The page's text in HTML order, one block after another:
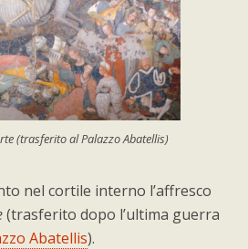
(trasferito al Palazzo Abatellis)
nel cortile interno l’affresco
(trasferito dopo l’ultima guerra
Abatellis).